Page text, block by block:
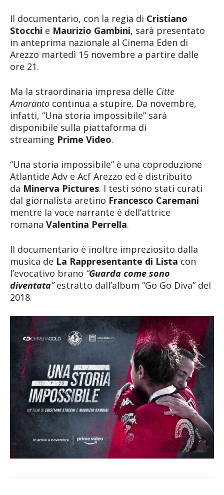
Il documentario, con la regia di Cristiano
Stocchi e Maurizio Gambini, sarà presentato
in anteprima nazionale al Cinema Eden di
Arezzo martedì 15 novembre a partire dalle
ore 21.
Ma la straordinaria impresa delle Citte
Amaranto continua a stupire. Da novembre,
infatti, “Una storia impossibile” sarà
disponibile sulla piattaforma di
streaming Prime Video.
“Una storia impossibile” è una coproduzione
Atlantide Adv e Acf Arezzo ed è distribuito
da Minerva Pictures. I testi sono stati curati
dal giornalista aretino Francesco Caremani
mentre la voce narrante è dell’attrice
romana Valentina Perrella.
Il documentario è inoltre impreziosito dalla
musica de La Rappresentante di Lista con
l’evocativo brano “Guarda come sono
diventata”estratto dall’album “Go Go Diva” del
2018.